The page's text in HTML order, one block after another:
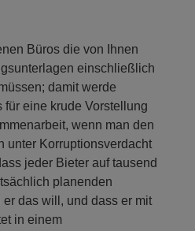
Büros die von Ihnen
einschließlich
damit werde
für eine krude Vorstellung
wenn man den
unter Korruptionsverdacht
jeder Bieter auf tausend
planenden
das will, und dass er mit
in einem